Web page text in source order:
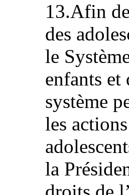
13.Afin
des
le
enfants et
système
les
la